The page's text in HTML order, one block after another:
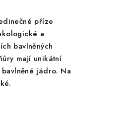
příze
a
bavlněných
mají unikátní
jádro. Na